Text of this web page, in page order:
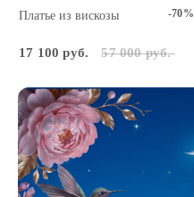
Платье из вискозы -70%
17 100 руб. 57 000 руб.